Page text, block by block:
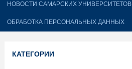
НОВОСТИ САМАРСКИХ УНИВЕРСИТЕТОВ
ОБРАБОТКА ПЕРСОНАЛЬНЫХ ДАННЫХ
КАТЕГОРИИ